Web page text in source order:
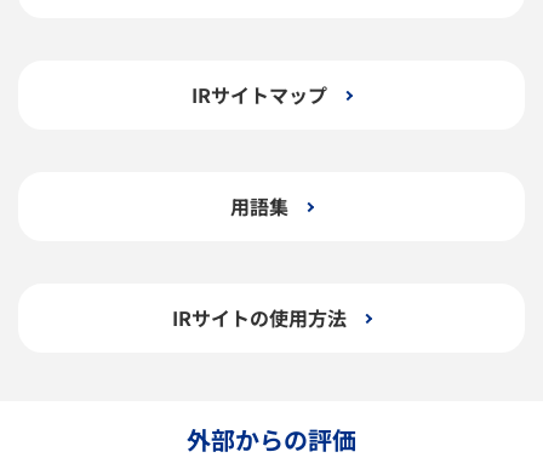
IRサイトマップ
用語集
IRサイトの使用方法
外部からの評価